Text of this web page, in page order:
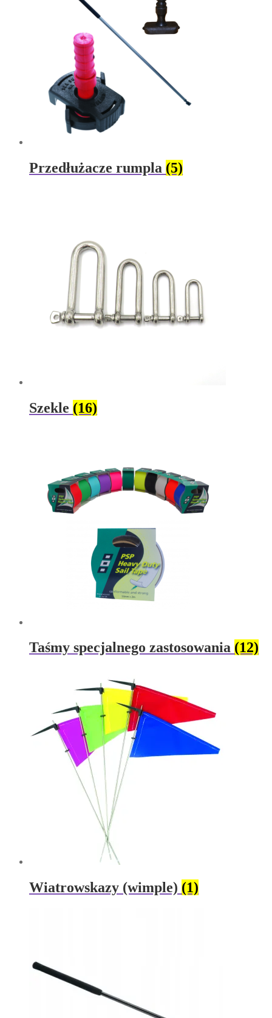
Przedłużacze rumpla (5)
Szekle (16)
Taśmy specjalnego zastosowania (12)
Wiatrowskazy (wimple) (1)